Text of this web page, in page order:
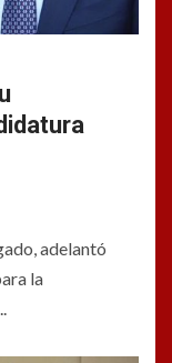
adelantó
la